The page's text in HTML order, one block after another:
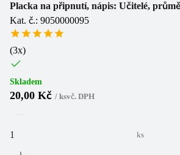
Placka na připnutí, nápis: Učitelé,
Kat. č.: 9050000095
(3x)
Skladem
20,00 Kč / ksvč. DPH
ks